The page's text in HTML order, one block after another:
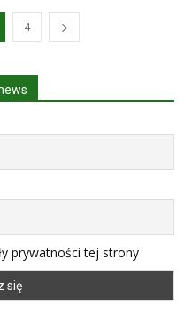
4
prywatności tej strony